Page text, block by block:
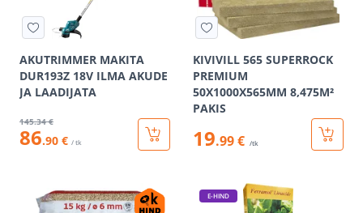
AKUTRIMMER MAKITA
DUR193Z 18V ILMA AKUDE
JA LAADIJATA
145.34 €
86.90 € / tk
KIVIVILL 565 SUPERROCK
PREMIUM
50X1000X565MM 8,475M²
PAKIS
19.99 € /tk
E-HIND